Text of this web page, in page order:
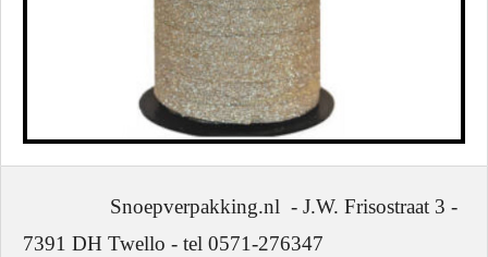
Snoepverpakking.nl - J.W. Frisostraat 3 -
7391 DH Twello - tel 0571-276347